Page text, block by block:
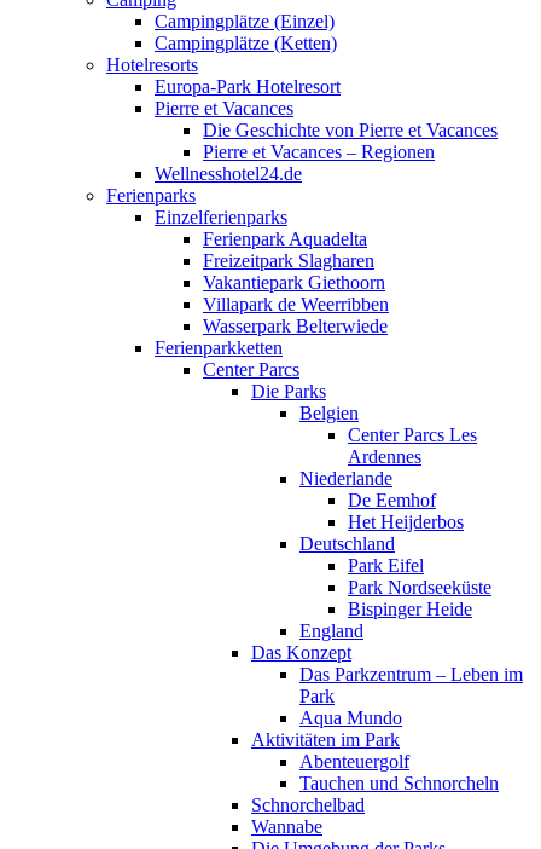
Campingplätze (Einzel)
Campingplätze (Ketten)
Hotelresorts
Europa-Park Hotelresort
Pierre et Vacances
Die Geschichte von Pierre et Vacances
Pierre et Vacances – Regionen
Wellnesshotel24.de
Ferienparks
Einzelferienparks
Ferienpark Aquadelta
Freizeitpark Slagharen
Vakantiepark Giethoorn
Villapark de Weerribben
Wasserpark Belterwiede
Ferienparkketten
Center Parcs
Die Parks
Belgien
Center Parcs Les
Ardennes
Niederlande
De Eemhof
Het Heijderbos
Deutschland
Park Eifel
Park Nordseeküste
Bispinger Heide
England
Das Konzept
Das Parkzentrum – Leben im
Park
Aqua Mundo
Aktivitäten im Park
Abenteuergolf
Tauchen und Schnorcheln
Schnorchelbad
Wannabe